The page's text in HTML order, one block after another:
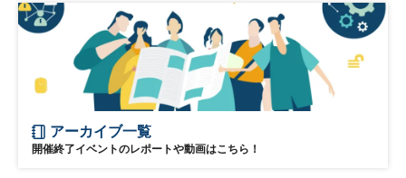
アーカイブ一覧
開催終了イベントのレポートや動画はこちら！